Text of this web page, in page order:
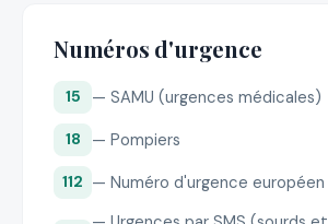
Numéros d'urgence
15 — SAMU (urgences médicales)
18 — Pompiers
112 — Numéro d'urgence européen